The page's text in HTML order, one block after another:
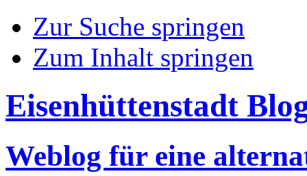
Zur Suche springen
Zum Inhalt springen
Eisenhüttenstadt
Weblog für eine